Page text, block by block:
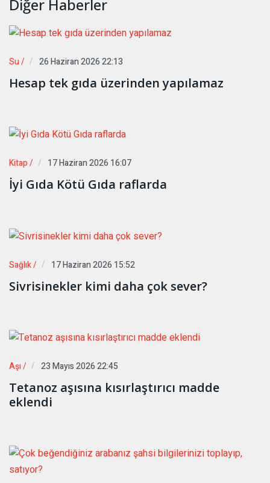
Diğer Haberler
Su / 26 Haziran 2026 22:13
Hesap tek gıda üzerinden yapılamaz
Kitap / 17 Haziran 2026 16:07
İyi Gıda Kötü Gıda raflarda
Sağlık / 17 Haziran 2026 15:52
Sivrisinekler kimi daha çok sever?
Aşı / 23 Mayıs 2026 22:45
Tetanoz aşısına kısırlaştırıcı madde
eklendi